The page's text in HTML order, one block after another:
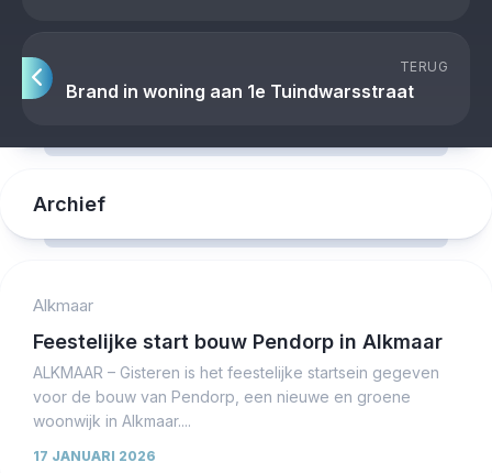
TERUG
Brand in woning aan 1e Tuindwarsstraat
Archief
Alkmaar
Feestelijke start bouw Pendorp in Alkmaar
ALKMAAR – Gisteren is het feestelijke startsein gegeven
voor de bouw van Pendorp, een nieuwe en groene
woonwijk in Alkmaar....
17 JANUARI 2026